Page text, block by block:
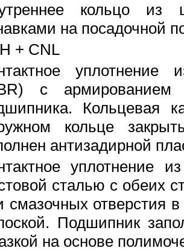
кольцо из
на посадочной
+ CNL
уплотнение
с
Кольцевая
кольце
антизадирной
уплотнение
сталью с обеих
смазочных отверстия
Подшипник
на основе